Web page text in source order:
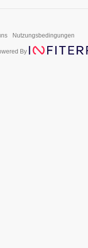
Nutzungsbedingungen
By